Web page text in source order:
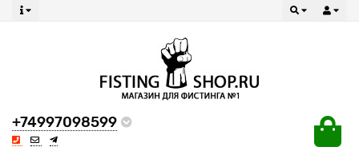
+74997098599